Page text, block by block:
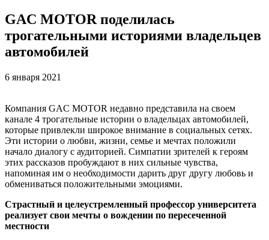
GAC MOTOR поделилась
трогательными историями владельцев
автомобилей
6 января 2021
Компания GAC MOTOR недавно представила на своем
канале 4 трогательные истории о владельцах автомобилей,
которые привлекли широкое внимание в социальных сетях.
Эти истории о любви, жизни, семье и мечтах положили
начало диалогу с аудиторией. Симпатии зрителей к героям
этих рассказов пробуждают в них сильные чувства,
напоминая им о необходимости дарить друг другу любовь и
обмениваться положительными эмоциями.
Страстный и целеустремленный профессор университета
реализует свои мечты о вождении по пересеченной
местности